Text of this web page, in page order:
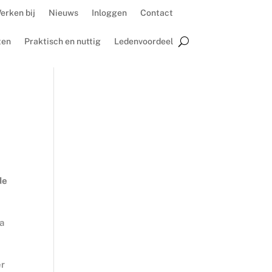
bij Nieuws Inloggen Contact
Praktisch en nuttig Ledenvoordeel